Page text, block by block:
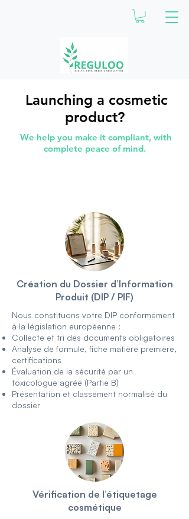
Launching a cosmetic
product?
We help you make it compliant, with
complete peace of mind.
Création du Dossier d’Information
Produit (DIP / PIF)
Nous constituons votre DIP conformément
à la législation européenne :
Collecte et tri des documents obligatoires
Analyse de formule, fiche matière première,
certifications
Évaluation de la sécurité par un
toxicologue agréé (Partie B)
Présentation et classement normalisé du
dossier
Vérification de l’étiquetage
cosmétique